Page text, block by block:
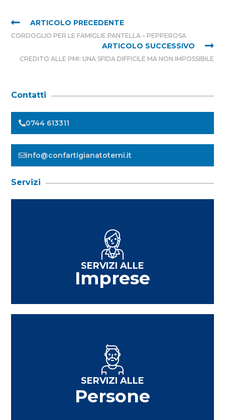
ARTICOLO PRECEDENTE
CORDOGLIO PER LE FAMIGLIE PANTELLA – PEPPEROSA
ARTICOLO SUCCESSIVO
CREDITO ALLE PMI: UNA SFIDA DIFFICILE MA NON IMPOSSIBILE
Contatti
0744 613311
info@confartigianatoterni.it
Servizi
SERVIZI ALLE
Imprese
SERVIZI ALLE
Persone